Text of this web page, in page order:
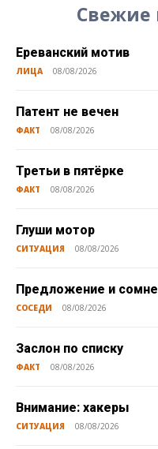
Свежие
Ереванский мотив
ЛИЦА 08/08/2026
Патент не вечен
ФАКТ 08/08/2026
Третьи в пятёрке
ФАКТ 08/08/2026
Глуши мотор
СИТУАЦИЯ 08/08/2026
Предложение и
СОСЕДИ 08/08/2026
Заслон по списку
ФАКТ 08/08/2026
Внимание: хакеры
СИТУАЦИЯ 08/08/2026